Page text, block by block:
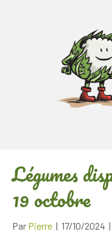
Légumes
19 octobre
Par Pierre | 17/10/2024 |